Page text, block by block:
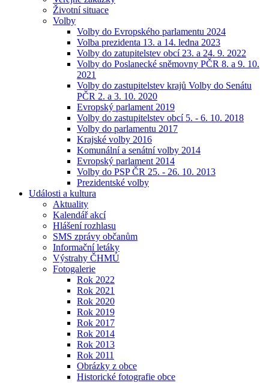
Životní situace
Volby
Volby do Evropského parlamentu 2024
Volba prezidenta 13. a 14. ledna 2023
Volby do zatupitelstev obcí 23. a 24. 9. 2022
Volby do Poslanecké sněmovny PČR 8. a 9. 10.
2021
Volby do zastupitelstev krajů Volby do Senátu
PČR 2. a 3. 10. 2020
Evropský parlament 2019
Volby do zastupitelstev obcí 5. - 6. 10. 2018
Volby do parlamentu 2017
Krajské volby 2016
Komunální a senátní volby 2014
Evropský parlament 2014
Volby do PSP ČR 25. - 26. 10. 2013
Prezidentské volby
Události a kultura
Aktuality
Kalendář akcí
Hlášení rozhlasu
SMS zprávy občanům
Informační letáky
Výstrahy ČHMÚ
Fotogalerie
Rok 2022
Rok 2021
Rok 2020
Rok 2019
Rok 2017
Rok 2014
Rok 2013
Rok 2011
Obrázky z obce
Historické fotografie obce